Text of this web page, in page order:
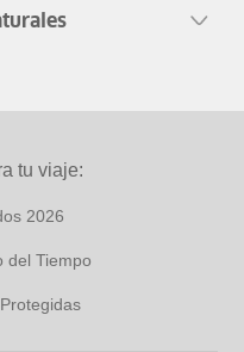
tu viaje:
2026
del Tiempo